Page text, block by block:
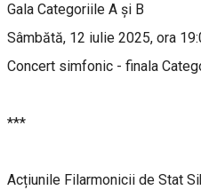
Gala Categoriile A și B
Sâmbătă, 12 iulie 2025, ora
Concert simfonic - finala
***
Acțiunile Filarmonicii de Stat